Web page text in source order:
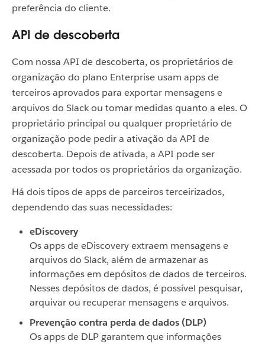
preferência do cliente.
API de descoberta
Com nossa API de descoberta, os proprietários de
organização do plano Enterprise usam apps de
terceiros aprovados para exportar mensagens e
arquivos do Slack ou tomar medidas quanto a eles. O
proprietário principal ou qualquer proprietário de
organização pode pedir a ativação da API de
descoberta. Depois de ativada, a API pode ser
acessada por todos os proprietários da organização.
Há dois tipos de apps de parceiros terceirizados,
dependendo das suas necessidades:
eDiscovery
Os apps de eDiscovery extraem mensagens e
arquivos do Slack, além de armazenar as
informações em depósitos de dados de terceiros.
Nesses depósitos de dados, é possível pesquisar,
arquivar ou recuperar mensagens e arquivos.
Prevenção contra perda de dados (DLP)
Os apps de DLP garantem que informações